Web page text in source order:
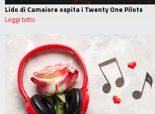
Lido di Camaiore ospita i Twenty One Pilots
Leggi tutto